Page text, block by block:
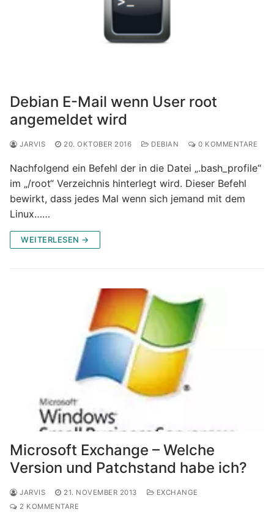
Debian E-Mail wenn User root
angemeldet wird
JARVIS 20. OKTOBER 2016 DEBIAN 0 KOMMENTARE
Nachfolgend ein Befehl der in die Datei „.bash_profile“
im „/root“ Verzeichnis hinterlegt wird. Dieser Befehl
bewirkt, dass jedes Mal wenn sich jemand mit dem
Linux……
WEITERLESEN →
Microsoft Exchange – Welche
Version und Patchstand habe ich?
JARVIS 21. NOVEMBER 2013
EXCHANGE
2 KOMMENTARE